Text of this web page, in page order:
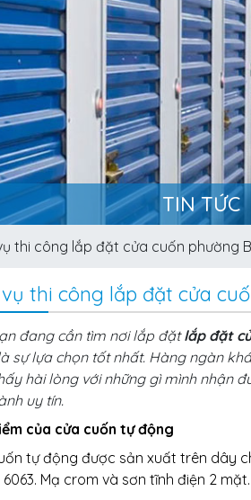
TIN TỨC
thi công lắp đặt cửa cuốn phường
thi công lắp đặt cửa
đang cần tìm nơi lắp đặtlắp đặt
sự lựa chọn tốt nhất. Hàng ngàn
hài lòng với những gì mình nhận
uy tín.
của cửa cuốn tự động
tự động được sản xuất trên dây
Mạ crom và sơn tĩnh điện 2 mặt.